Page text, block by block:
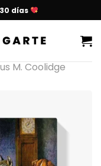
días
M. Coolidge